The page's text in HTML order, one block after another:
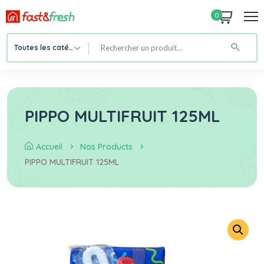
0
Toutes les catégories
PIPPO MULTIFRUIT 125ML
Accueil
Nos Products
PIPPO MULTIFRUIT 125ML